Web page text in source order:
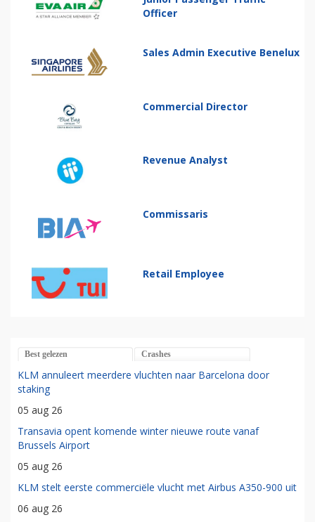
Officer
Sales Admin Executive Benelux
Commercial Director
Revenue Analyst
Commissaris
Retail Employee
Best gelezen Crashes
KLM annuleert meerdere vluchten naar Barcelona door
staking
05 aug 26
Transavia opent komende winter nieuwe route vanaf
Brussels Airport
05 aug 26
KLM stelt eerste commerciële vlucht met Airbus A350-900 uit
06 aug 26